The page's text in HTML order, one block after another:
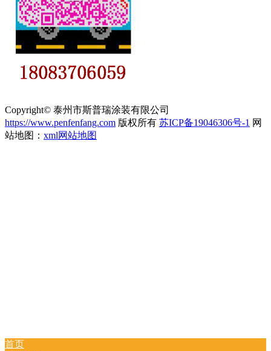
Copyright© 泰州市斯普瑞涂装有限公司
https://www.penfenfang.com 版权所有 苏ICP备19046306号-1 网
站地图： xml网站地图
首页